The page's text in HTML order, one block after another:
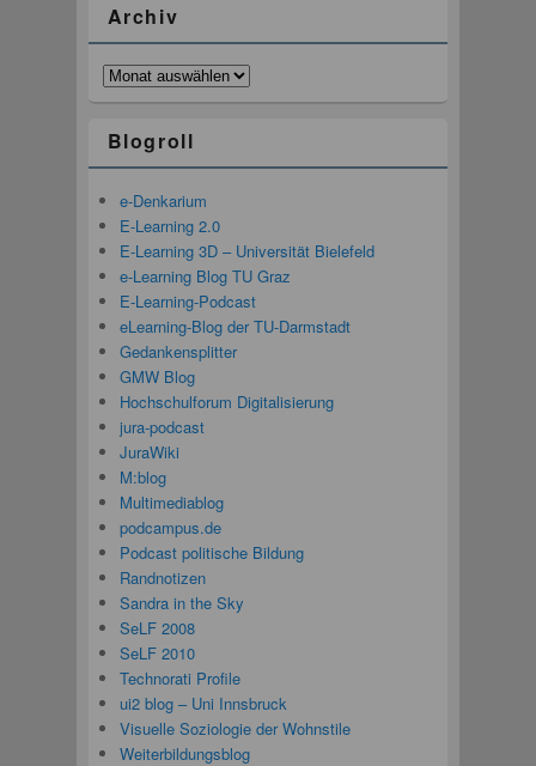
Archiv
Archiv
Blogroll
e-Denkarium
E-Learning 2.0
E-Learning 3D – Universität Bielefeld
e-Learning Blog TU Graz
E-Learning-Podcast
eLearning-Blog der TU-Darmstadt
Gedankensplitter
GMW Blog
Hochschulforum Digitalisierung
jura-podcast
JuraWiki
M:blog
Multimediablog
podcampus.de
Podcast politische Bildung
Randnotizen
Sandra in the Sky
SeLF 2008
SeLF 2010
Technorati Profile
ui2 blog – Uni Innsbruck
Visuelle Soziologie der Wohnstile
Weiterbildungsblog